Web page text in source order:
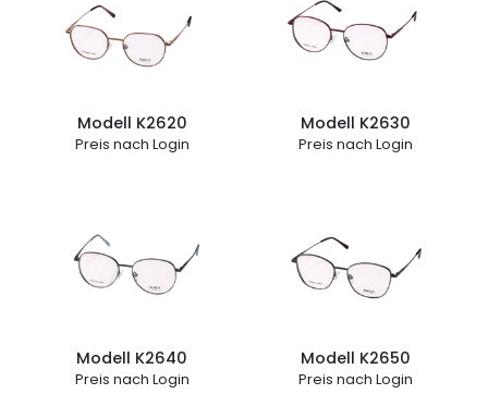
Modell K2620
Preis nach Login
Modell K2630
Preis nach Login
Modell K2640
Preis nach Login
Modell K2650
Preis nach Login